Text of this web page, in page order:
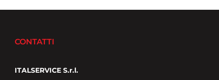
CONTATTI
ITALSERVICE S.r.l.